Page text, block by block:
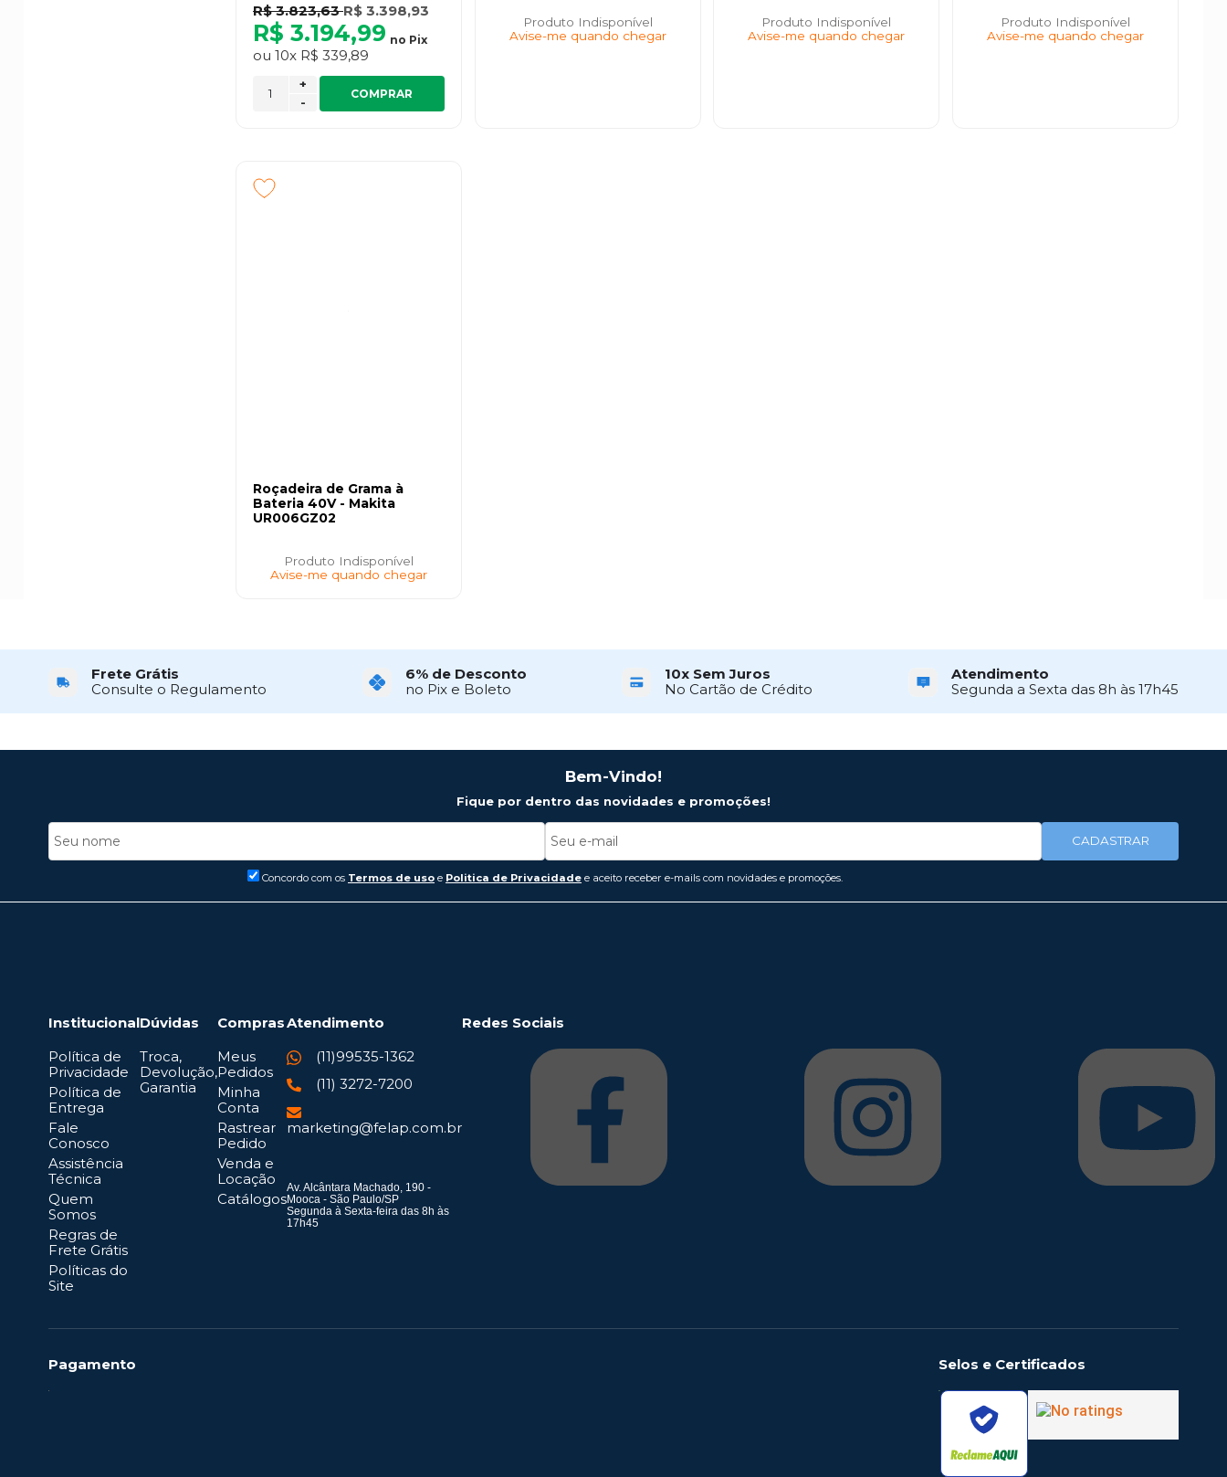
R$ 3.823,63R$ 3.398,93
R$ 3.194,99 no Pix
ou 10x R$ 339,89
-
+
COMPRAR
Produto Indisponível
Avise-me quando chegar
Produto Indisponível
Avise-me quando chegar
Produto Indisponível
Avise-me quando chegar
Roçadeira de Grama à
Bateria 40V - Makita
UR006GZ02
Produto Indisponível
Avise-me quando chegar
Frete Grátis
Consulte o Regulamento
6% de Desconto
no Pix e Boleto
10x Sem Juros
No Cartão de Crédito
Atendimento
Segunda a Sexta das 8h às 17h45
Bem-Vindo!
Fique por dentro das novidades e promoções!
Concordo com os Termos de uso e Politica de Privacidade e aceito receber e-mails com novidades e promoções.
CADASTRAR
Institucional
Política de
Privacidade
Política de
Entrega
Fale
Conosco
Assistência
Técnica
Quem
Somos
Regras de
Frete Grátis
Políticas do
Site
Dúvidas
Troca,
Devolução,
Garantia
Compras
Meus
Pedidos
Minha
Conta
Rastrear
Pedido
Venda e
Locação
Catálogos
Atendimento
(11)99535-1362
(11) 3272-7200
marketing@felap.com.br
Av. Alcântara Machado, 190 -
Mooca - São Paulo/SP
Segunda à Sexta-feira das 8h às
17h45
Redes Sociais
Pagamento Selos e Certificados